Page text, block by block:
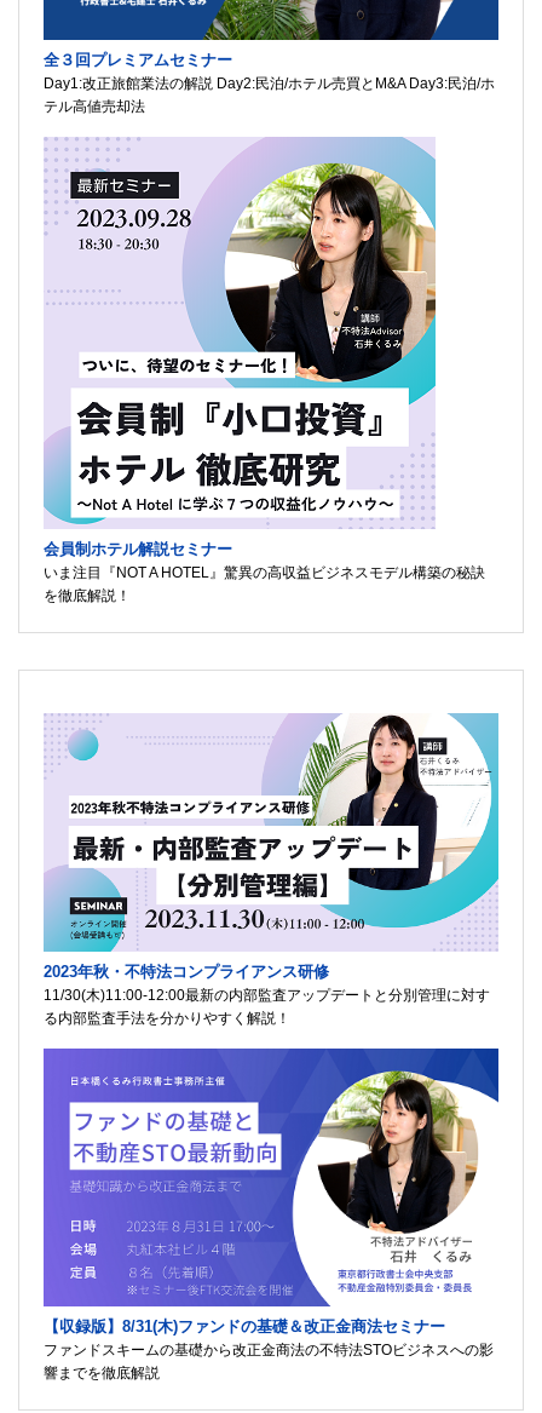
全３回プレミアムセミナー
Day1:改正旅館業法の解説 Day2:民泊/ホテル売買とM&A Day3:民泊/ホ
テル高値売却法
会員制ホテル解説セミナー
いま注目『NOT A HOTEL』驚異の高収益ビジネスモデル構築の秘訣
を徹底解説！
2023年秋・不特法コンプライアンス研修
11/30(木)11:00-12:00最新の内部監査アップデートと分別管理に対す
る内部監査手法を分かりやすく解説！
【収録版】8/31(木)ファンドの基礎＆改正金商法セミナー
ファンドスキームの基礎から改正金商法の不特法STOビジネスへの影
響までを徹底解説